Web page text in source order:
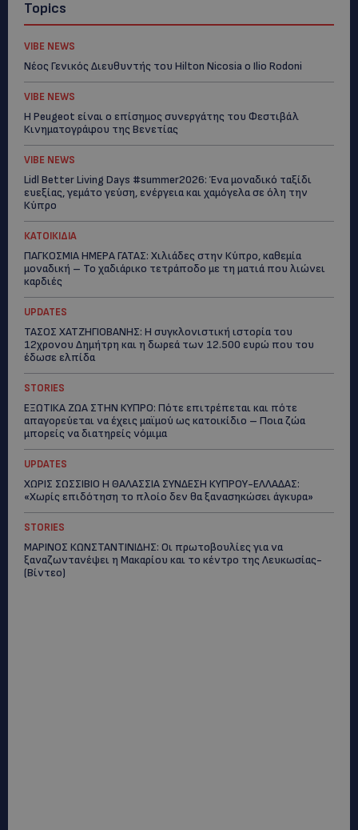
Topics
VIBE NEWS
Νέος Γενικός Διευθυντής του Hilton Nicosia ο Ilio Rodoni
VIBE NEWS
Η Peugeot είναι ο επίσημος συνεργάτης του Φεστιβάλ
Κινηματογράφου της Βενετίας
VIBE NEWS
Lidl Better Living Days #summer2026: Ένα μοναδικό ταξίδι
ευεξίας, γεμάτο γεύση, ενέργεια και χαμόγελα σε όλη την
Κύπρο
ΚΑΤΟΙΚΙΔΙΑ
ΠΑΓΚΟΣΜΙΑ ΗΜΕΡΑ ΓΑΤΑΣ: Χιλιάδες στην Κύπρο, καθεμία
μοναδική – Το χαδιάρικο τετράποδο με τη ματιά που λιώνει
καρδιές
UPDATES
ΤΑΣΟΣ ΧΑΤΖΗΓΙΟΒΑΝΗΣ: Η συγκλονιστική ιστορία του
12χρονου Δημήτρη και η δωρεά των 12.500 ευρώ που του
έδωσε ελπίδα
STORIES
ΕΞΩΤΙΚΑ ΖΩΑ ΣΤΗΝ ΚΥΠΡΟ: Πότε επιτρέπεται και πότε
απαγορεύεται να έχεις μαϊμού ως κατοικίδιο – Ποια ζώα
μπορείς να διατηρείς νόμιμα
UPDATES
ΧΩΡΙΣ ΣΩΣΣΙΒΙΟ Η ΘΑΛΑΣΣΙΑ ΣΥΝΔΕΣΗ ΚΥΠΡΟΥ-ΕΛΛΑΔΑΣ:
«Χωρίς επιδότηση το πλοίο δεν θα ξανασηκώσει άγκυρα»
STORIES
ΜΑΡΙΝΟΣ ΚΩΝΣΤΑΝΤΙΝΙΔΗΣ: Οι πρωτοβουλίες για να
ξαναζωντανέψει η Μακαρίου και το κέντρο της Λευκωσίας-
(Βίντεο)